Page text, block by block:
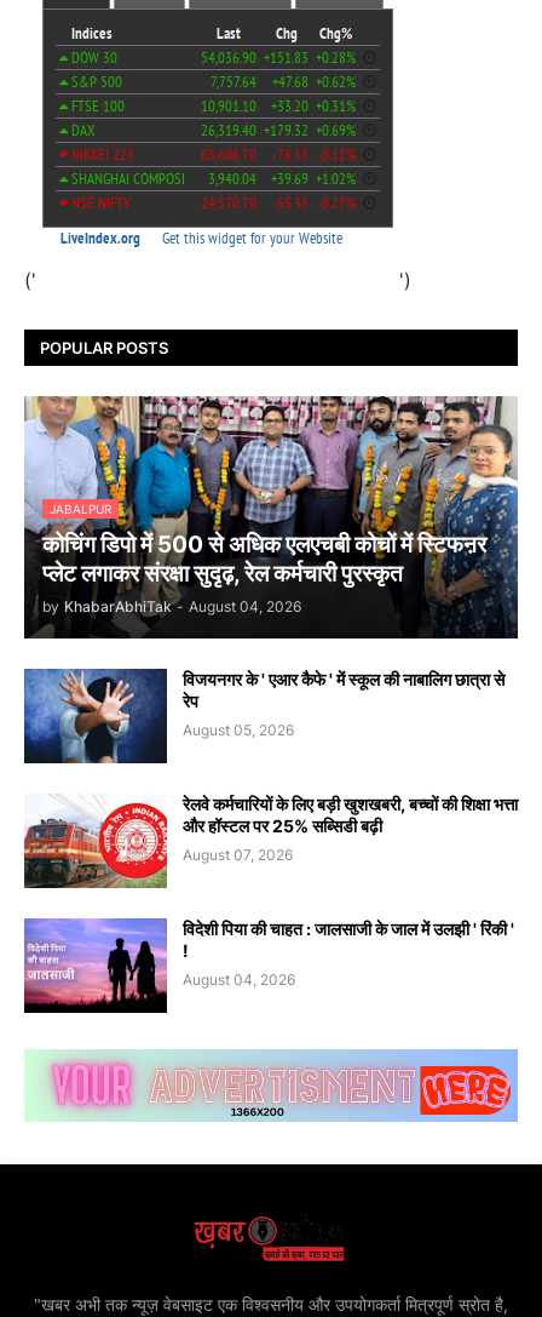
(' ')
POPULAR POSTS
JABALPUR
कोचिंग डिपो में 500 से अधिक एलएचबी कोचों में स्टिफऩर
प्लेट लगाकर संरक्षा सुदृढ़, रेल कर्मचारी पुरस्कृत
by KhabarAbhiTak - August 04, 2026
विजयनगर के ' एआर कैफे ' में स्कूल की नाबालिग छात्रा से
रेप
August 05, 2026
रेलवे कर्मचारियों के लिए बड़ी खुशखबरी, बच्चों की शिक्षा भत्ता
और हॉस्टल पर 25% सब्सिडी बढ़ी
August 07, 2026
विदेशी पिया की चाहत : जालसाजी के जाल में उलझी ' रिंकी '
!
August 04, 2026
"खबर अभी तक न्यूज़ वेबसाइट एक विश्वसनीय और उपयोगकर्ता मित्रपूर्ण स्रोत है,